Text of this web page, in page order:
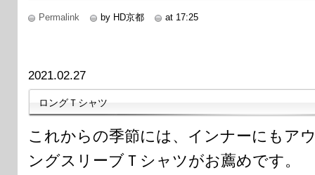
Permalink by HD京都 at 17:25
2021.02.27
ロングＴシャツ
これからの季節には、インナーにもア
ングスリーブＴシャツがお薦めです。